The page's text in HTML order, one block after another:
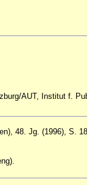
AUT, Institut f.
48. Jg. (1996), S.